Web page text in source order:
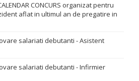
CONCURS organizat pentru
aflat in ultimul an de pregatire in
salariati debutanti - Asistent
salariati debutanti - Infirmier